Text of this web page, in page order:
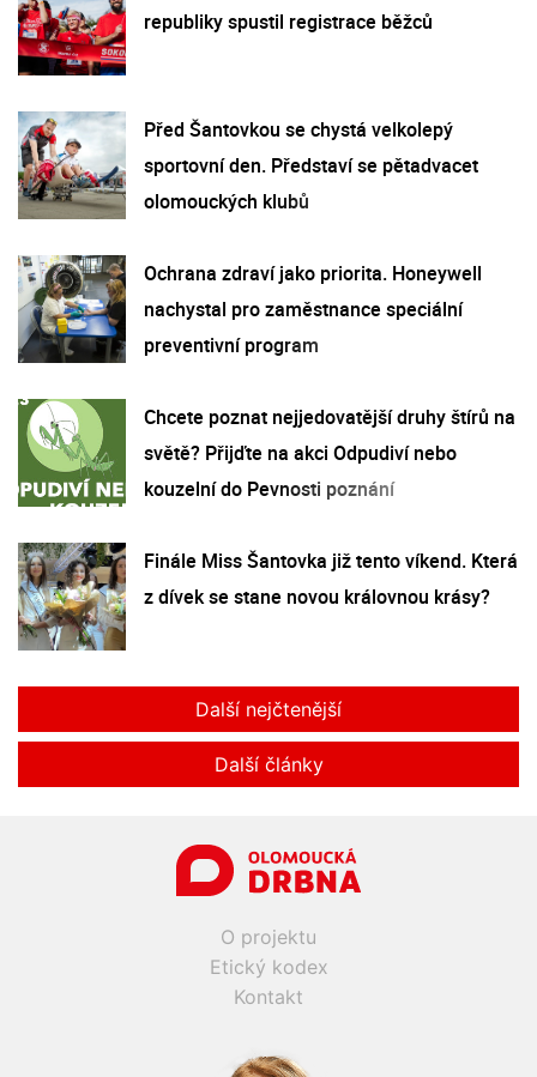
republiky spustil registrace běžců
Před Šantovkou se chystá velkolepý
sportovní den. Představí se pětadvacet
olomouckých klubů
Ochrana zdraví jako priorita. Honeywell
nachystal pro zaměstnance speciální
preventivní program
Chcete poznat nejjedovatější druhy štírů na
světě? Přijďte na akci Odpudiví nebo
kouzelní do Pevnosti poznání
Finále Miss Šantovka již tento víkend. Která
z dívek se stane novou královnou krásy?
Další nejčtenější
Další články
O projektu
Etický kodex
Kontakt